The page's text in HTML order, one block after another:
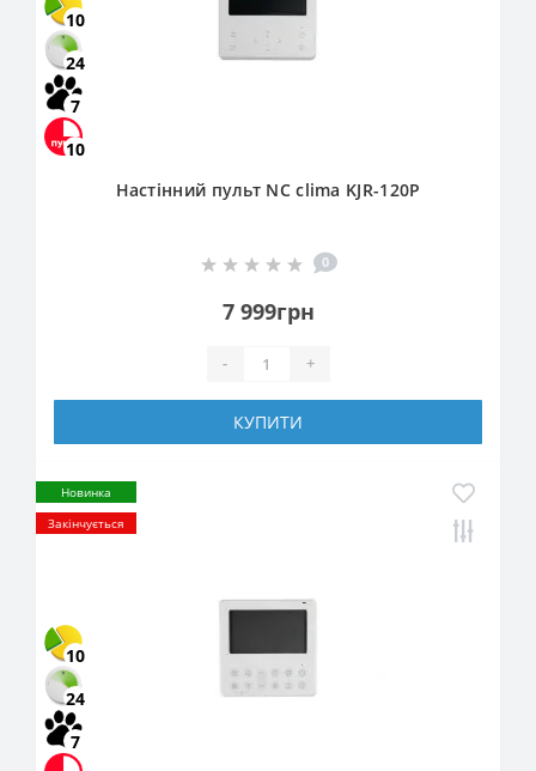
10
24
7
10
Настінний пульт NC clima KJR-120P
0
7 999грн
- +
КУПИТИ
Новинка
Закінчується
10
24
7